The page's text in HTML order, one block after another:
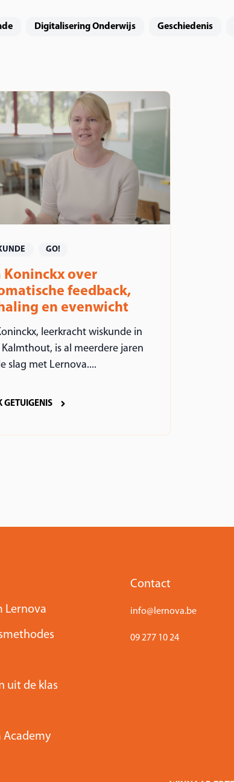
Digitalisering Onderwijs Geschiedenis
GO!
Koninckx over
feedback,
en evenwicht
leerkracht wiskunde in
is al meerdere jaren
slag met Lernova....
GETUIGENIS
Lernova
uit de klas
Academy
Contact
info@lernova.be
09 277 10 24